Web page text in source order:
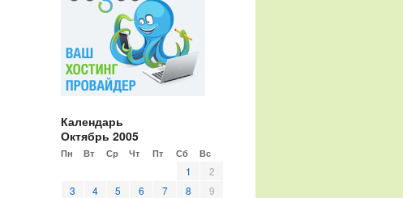
Календарь
Октябрь 2005
Пн Вт Ср Чт Пт Сб Вс
1
2
3
4 5 6 7 8
9